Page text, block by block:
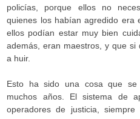
policías, porque ellos no
quienes los habían agredido era
ellos podían estar muy bien
además, eran maestros, y que
a huir.
Esto ha sido una cosa que
muchos años. El sistema de
operadores de justicia,